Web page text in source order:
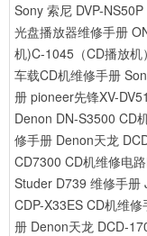
Sony 索尼 DVP-
光盘播放器维修手册
机)C-1045（CD播放机
车载CD机维修手册
册 pioneer先锋XV-
Denon DN-S3500 CD
修手册 Denon天龙
CD7300 CD机维修电
Studer D739 维修手册
CDP-X33ES CD机维修
册 Denon天龙 DCD-